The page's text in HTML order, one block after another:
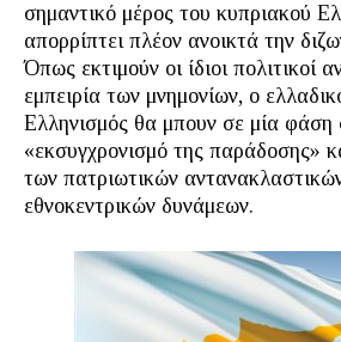
σημαντικό μέρος του κυπριακού
απορρίπτει πλέον ανοικτά την
Όπως εκτιμούν οι ίδιοι πολιτικοί
εμπειρία των μνημονίων, ο
Ελληνισμός θα μπουν σε μία φάση
«εκσυγχρονισμό της παράδοσης»
των πατριωτικών
εθνοκεντρικών δυνάμεων.